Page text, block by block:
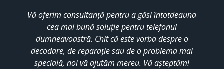
Vă oferim consultanță pentru a găsi întotdeauna
cea mai bună soluție pentru telefonul
dumneavoastră. Chit că este vorba despre o
decodare, de reparație sau de o problema mai
specială, noi vă ajutăm mereu. Vă așteptăm!